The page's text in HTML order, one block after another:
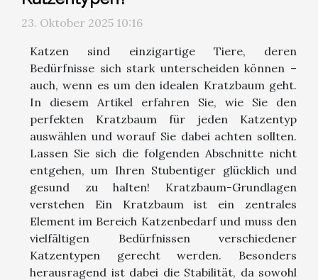
23. Oktober 2025 10:16
Katzen sind einzigartige Tiere, deren
Bedürfnisse sich stark unterscheiden können –
auch, wenn es um den idealen Kratzbaum geht.
In diesem Artikel erfahren Sie, wie Sie den
perfekten Kratzbaum für jeden Katzentyp
auswählen und worauf Sie dabei achten sollten.
Lassen Sie sich die folgenden Abschnitte nicht
entgehen, um Ihren Stubentiger glücklich und
gesund zu halten! Kratzbaum-Grundlagen
verstehen Ein Kratzbaum ist ein zentrales
Element im Bereich Katzenbedarf und muss den
vielfältigen Bedürfnissen verschiedener
Katzentypen gerecht werden. Besonders
herausragend ist dabei die Stabilität, da sowohl